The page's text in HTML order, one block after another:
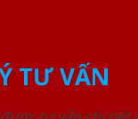
TƯ VẤN